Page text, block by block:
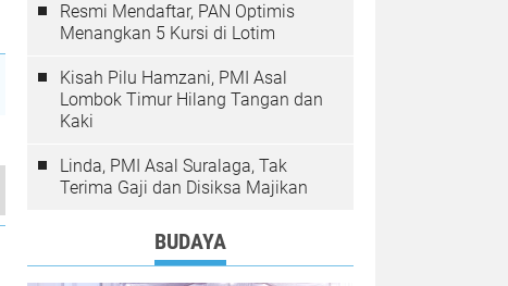
Resmi Mendaftar, PAN Optimis
Menangkan 5 Kursi di Lotim
Kisah Pilu Hamzani, PMI Asal
Lombok Timur Hilang Tangan dan
Kaki
Linda, PMI Asal Suralaga, Tak
Terima Gaji dan Disiksa Majikan
BUDAYA